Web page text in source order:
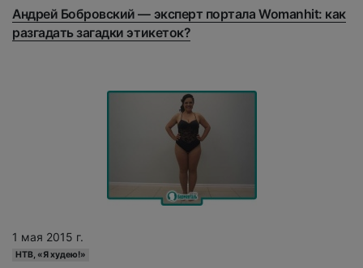
Андрей Бобровский — эксперт портала Womanhit: как
разгадать загадки этикеток?
1 мая 2015 г.
НТВ, «Я худею!»